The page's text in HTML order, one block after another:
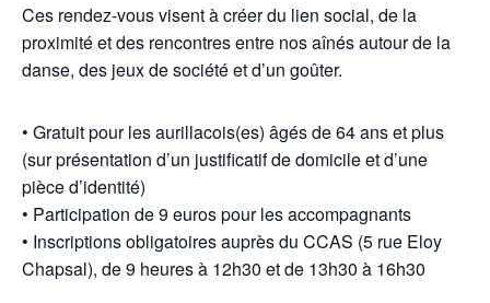
Ces rendez-vous visent à créer du lien social, de la
proximité et des rencontres entre nos aînés autour de la
danse, des jeux de société et d’un goûter.
• Gratuit pour les aurillacois(es) âgés de 64 ans et plus
(sur présentation d’un justificatif de domicile et d’une
pièce d’identité)
• Participation de 9 euros pour les accompagnants
• Inscriptions obligatoires auprès du CCAS (5 rue Eloy
Chapsal), de 9 heures à 12h30 et de 13h30 à 16h30